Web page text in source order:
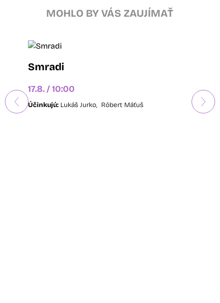
MOHLO BY VÁS ZAUJÍMAŤ
Smradi
17.8. / 10:00
Účinkujú: Lukáš Jurko, Róbert Máťuš